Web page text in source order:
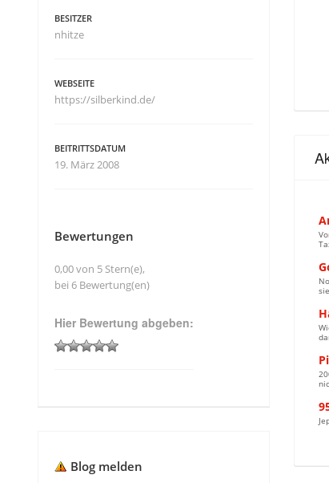
BESITZER
nhitze
WEBSEITE
https://silberkind.de/
BEITRITTSDATUM
19. März 2008
Bewertungen
0,00 von 5 Stern(e),
bei 6 Bewertung(en)
Hier Bewertung abgeben:
Blog melden